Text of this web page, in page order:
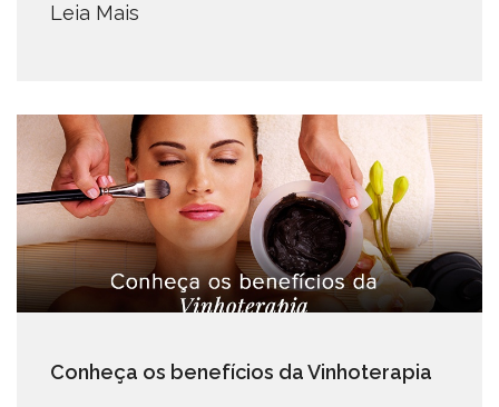
Leia Mais
Conheça os benefícios da Vinhoterapia